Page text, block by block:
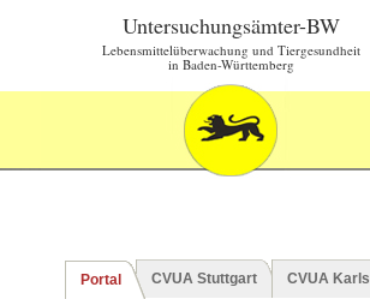
Untersuchungsämter-BW
Lebensmittelüberwachung und Tiergesundheit
in Baden-Württemberg
Portal CVUA Stuttgart CVUA